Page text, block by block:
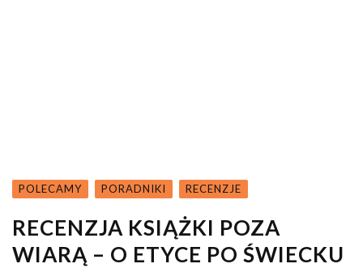
POLECAMY PORADNIKI RECENZJE
RECENZJA KSIĄŻKI POZA
WIARĄ – O ETYCE PO ŚWIECKU